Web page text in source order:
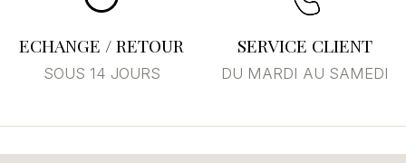
ECHANGE / RETOUR
SOUS 14 JOURS
SERVICE CLIENT
DU MARDI AU SAMEDI